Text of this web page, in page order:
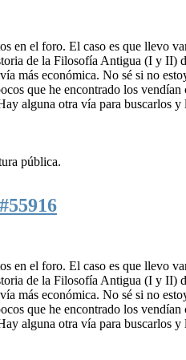
en el foro. El caso es que llevo
de la Filosofía Antigua (I y II)
más económica. No sé si no
que he encontrado los
alguna otra vía para buscarlos y
pública.
#55916
en el foro. El caso es que llevo
de la Filosofía Antigua (I y II)
más económica. No sé si no
que he encontrado los
alguna otra vía para buscarlos y